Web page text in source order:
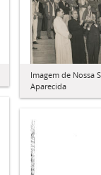
Imagem de Nossa
Aparecida